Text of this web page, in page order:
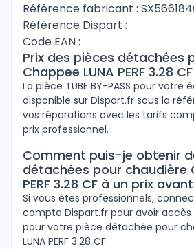
Référence fabricant :
Référence Dispart :
Code EAN :
Prix des pièces détachées
Chappee LUNA PERF 3.28 CF
La pièce TUBE BY-PASS pour votre
disponible sur Dispart.fr sous la
vos réparations avec les tarifs
prix professionnel.
Comment puis-je obtenir
détachées pour chaudière
PERF 3.28 CF à un prix
Si vous êtes professionnels,
compte Dispart.fr pour avoir accès
pour votre pièce détachée pour
LUNA PERF 3.28 CF.